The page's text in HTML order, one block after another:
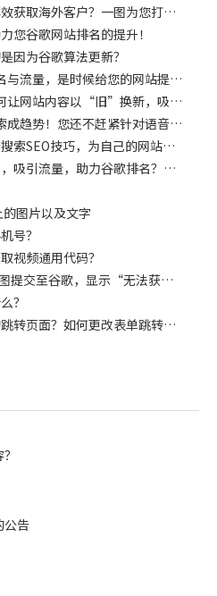
跨境贸易企业还不知道怎样效获取海外客户？一图为您打开思路！帮助您实现业务转化！
您谷歌网站排名的提升！
因为谷歌算法更新？
谷歌SEO攻略| 为了谷歌排名与流量，是时候给您的网站提提速了！
谷歌SEO| 跨境电商企业如何让网站内容以“旧”换新，吸引流量，提升谷歌排名
谷歌SEO攻略| 谷歌语音搜索成趋势！您还不赶紧针对语音搜索展开优化，为您的网站引流！
敲黑板！如何利用谷歌语音搜索SEO技巧，为自己的网站引流，增加点击？一图带您梳理重点！
网页内容也能“以旧换新”，吸引流量，助力谷歌排名？还不快点赞收藏这份SEO秘籍！
图片以及文字
号？
视频通用代码？
xml格式的sitemap网站地图提交至谷歌，显示“无法获取”是啥情况？
？
如何更换表单提交成功后的跳转页面？如何更改表单跳转成功页面的页面内容？
公告